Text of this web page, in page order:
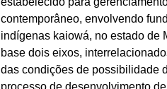
contemporâneo, envolvendo
indígenas kaiowá, no estado de
base dois eixos,
das condições de possibilidade
processo de desenvolvimento